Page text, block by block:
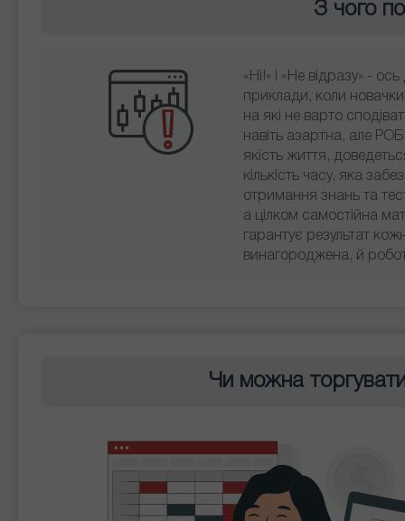
З чого
«Ні!» і «Не відразу» -
приклади, коли
на які не варто
навіть азартна, але
якість життя,
кількість часу, яка
отримання знань та
а цілком самостійна
гарантує результат
винагороджена, й
Чи можна